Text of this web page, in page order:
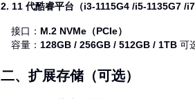
2. 11 代酷睿平台（i3‑1115G4 /i5‑1135G7 /
接口： M.2 NVMe（PCIe）
容量： 128GB / 256GB / 512GB / 1TB 可
二、扩展存储（可选）